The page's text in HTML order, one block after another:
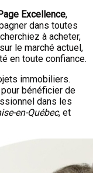
Excellence,
dans toutes
à acheter,
le marché actuel,
en toute confiance.
immobiliers.
bénéficier de
dans les
en-Québec, et